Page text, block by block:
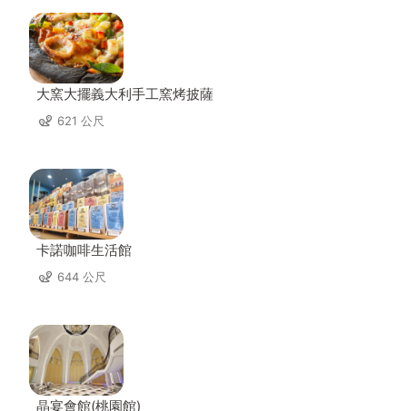
大窯大擺義大利手工窯烤披薩
621 公尺
卡諾咖啡生活館
644 公尺
晶宴會館(桃園館)